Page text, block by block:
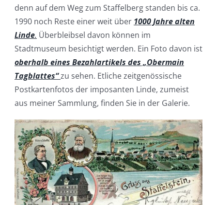
denn auf dem Weg zum Staffelberg standen bis ca.
1990 noch Reste einer weit über 1000 Jahre alten
Linde. Überbleibsel davon können im
Stadtmuseum besichtigt werden. Ein Foto davon ist
oberhalb eines Bezahlartikels des „Obermain
Tagblattes“zu sehen. Etliche zeitgenössische
Postkartenfotos der imposanten Linde, zumeist
aus meiner Sammlung, finden Sie in der Galerie.